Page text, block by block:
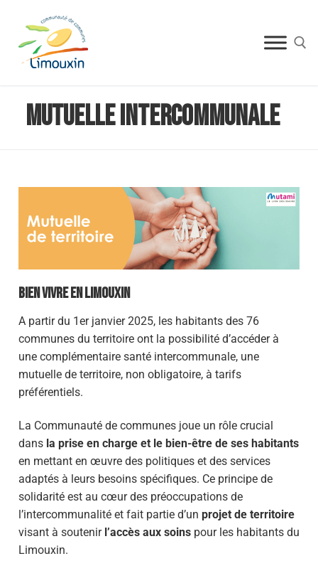
Mutuelle intercommunale
Bien vivre en limouxin
A partir du 1er janvier 2025, les habitants des 76
communes du territoire ont la possibilité d’accéder à
une complémentaire santé intercommunale, une
mutuelle de territoire, non obligatoire, à tarifs
préférentiels.
La Communauté de communes joue un rôle crucial
dans la prise en charge et le bien-être de ses habitants
en mettant en œuvre des politiques et des services
adaptés à leurs besoins spécifiques. Ce principe de
solidarité est au cœur des préoccupations de
l’intercommunalité et fait partie d’un projet de territoire
visant à soutenirl’accès aux soins pour les habitants du
Limouxin.